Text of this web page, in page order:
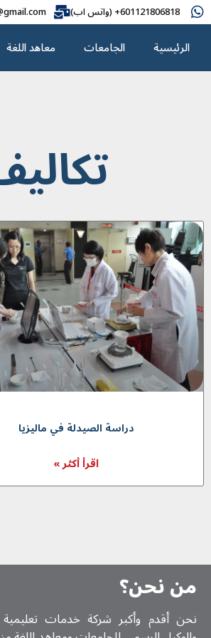
601121806818+ (واتس اب)
الرئيسية الجامعات معاهد اللغة
دراسة الصيدلة في ماليزيا
اقرأ أكثر »
من نحن؟
نحن أقدم وأكبر شركة خدمات تعلیمیة